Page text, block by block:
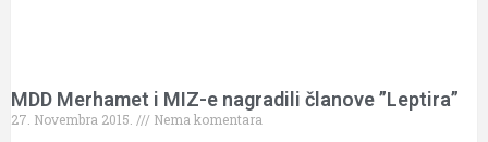
MDD Merhamet i MIZ-e nagradili članove ”Leptira”
27. Novembra 2015.
Nema komentara